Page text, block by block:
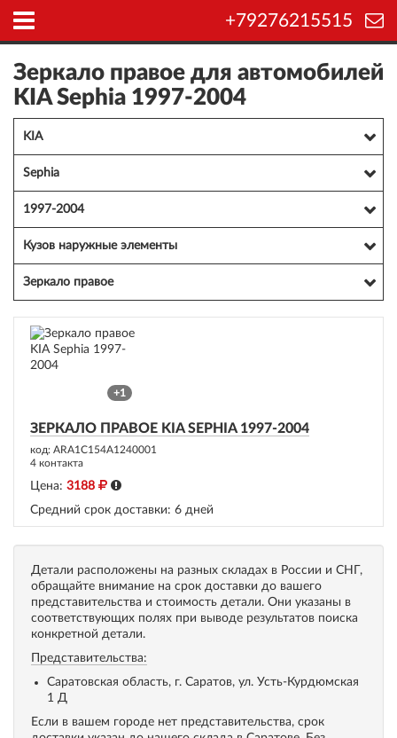
+79276215515
Зеркало правое для автомобилей
KIA Sephia 1997-2004
KIA
Sephia
1997-2004
Кузов наружные элементы
Зеркало правое
+1
ЗЕРКАЛО ПРАВОЕ KIA SEPHIA 1997-2004
код: ARA1C154A1240001
4 контакта
Цена: 3188
Средний срок доставки: 6 дней
Детали расположены на разных складах в России и СНГ,
обращайте внимание на срок доставки до вашего
представительства и стоимость детали. Они указаны в
соответствующих полях при выводе результатов поиска
конкретной детали.
Представительства:
Саратовская область, г. Саратов, ул. Усть-Курдюмская
1 Д
Если в вашем городе нет представительства, срок